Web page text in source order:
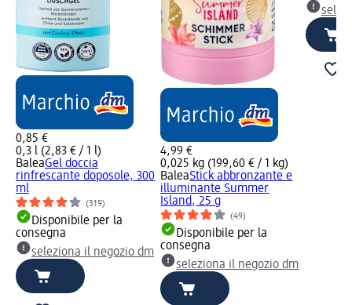
0,85 €
0,3 l (2,83 € / 1 l)
BaleaGel doccia
rinfrescante doposole, 300
ml
(319)
Disponibile per la
consegna
seleziona il negozio dm
4,99 €
0,025 kg (199,60 € / 1 kg)
BaleaStick abbronzante e
illuminante Summer
Island, 25 g
(49)
Disponibile per la
consegna
seleziona il negozio dm